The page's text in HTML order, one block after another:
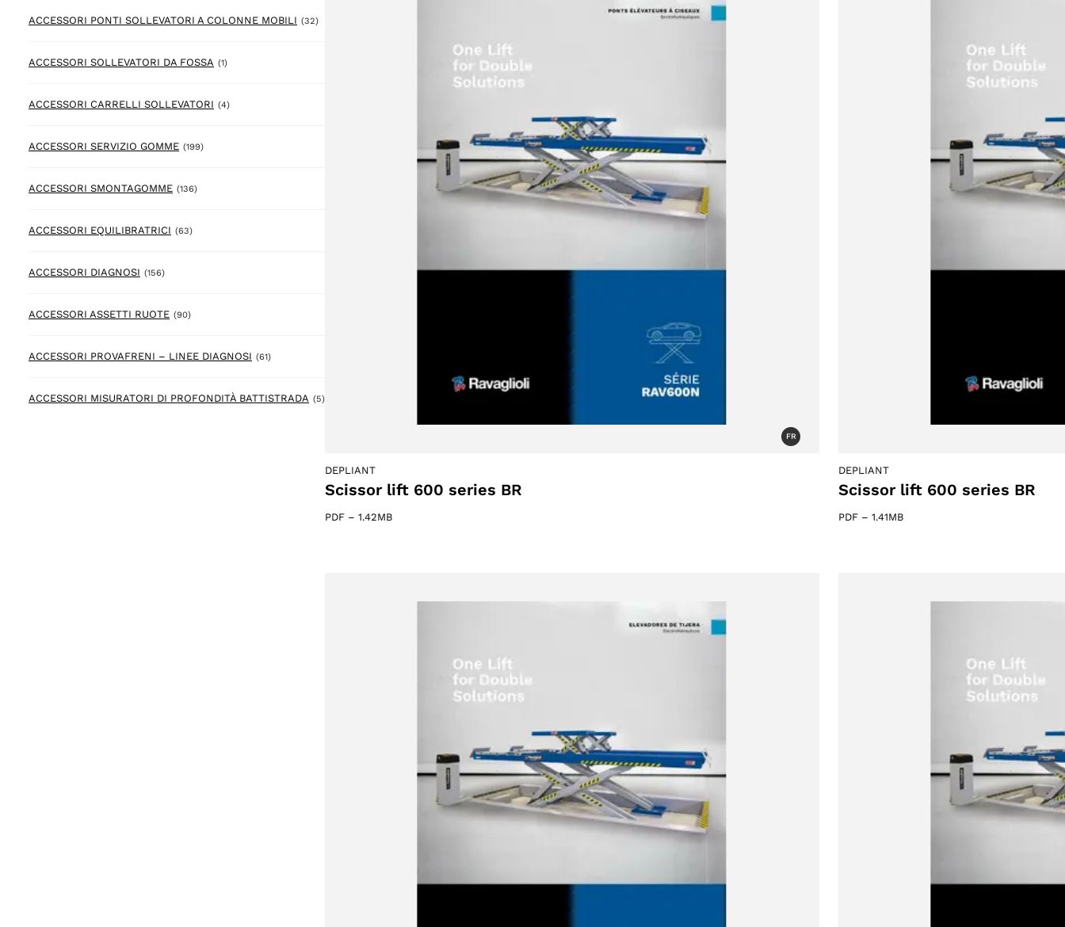
ACCESSORI PONTI SOLLEVATORI A COLONNE MOBILI (32)32 prodotto
ACCESSORI SOLLEVATORI DA FOSSA (1)1 prodotto
ACCESSORI CARRELLI SOLLEVATORI (4)4 prodotto
ACCESSORI SERVIZIO GOMME (199)199 prodotto
ACCESSORI SMONTAGOMME (136)136 prodotto
ACCESSORI EQUILIBRATRICI (63)63 prodotto
ACCESSORI DIAGNOSI (156)156 prodotto
ACCESSORI ASSETTI RUOTE (90)90 prodotto
ACCESSORI PROVAFRENI – LINEE DIAGNOSI (61)61 prodotto
ACCESSORI MISURATORI DI PROFONDITÀ BATTISTRADA (5)5 prodotto
FR
DEPLIANT
Scissor lift 600 series BR
PDF – 1.42MB
DEPLIANT
Scissor lift 600 series BR
PDF – 1.41MB